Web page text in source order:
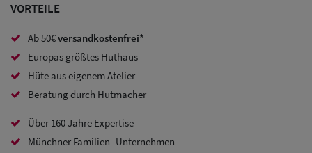
VORTEILE
Ab 50€versandkostenfrei*
Europas größtes Huthaus
Hüte aus eigenem Atelier
Beratung durch Hutmacher
Über 160 Jahre Expertise
Münchner Familien- Unternehmen